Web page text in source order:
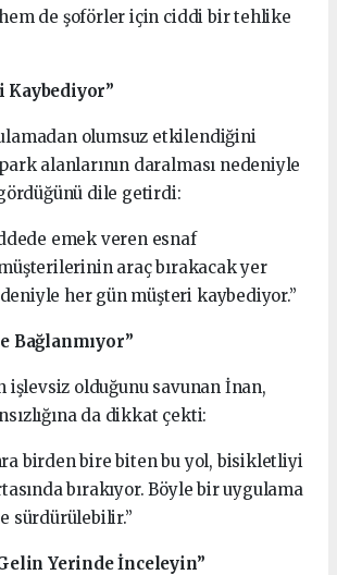
de şoförler için ciddi bir tehlike
Kaybediyor”
olumsuz etkilendiğini
alanlarının daralması nedeniyle
dile getirdi:
emek veren esnaf
araç bırakacak yer
her gün müşteri kaybediyor.”
Bağlanmıyor”
işlevsiz olduğunu savunan İnan,
da dikkat çekti:
birden bire biten bu yol, bisikletliyi
bırakıyor. Böyle bir uygulama
sürdürülebilir.”
Yerinde İnceleyin”